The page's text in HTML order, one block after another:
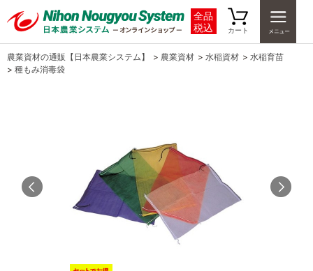
全品
税込
カート
農業資材の通販【日本農業システム】 > 農業資材 > 水稲資材 > 水稲育苗
> 種もみ消毒袋